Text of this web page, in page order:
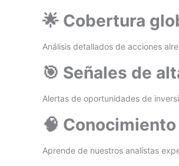
🌟 Cobertura
Análisis detallados de acciones
🎯 Señales de
Alertas de oportunidades de
🧠
Aprende de nuestros analistas